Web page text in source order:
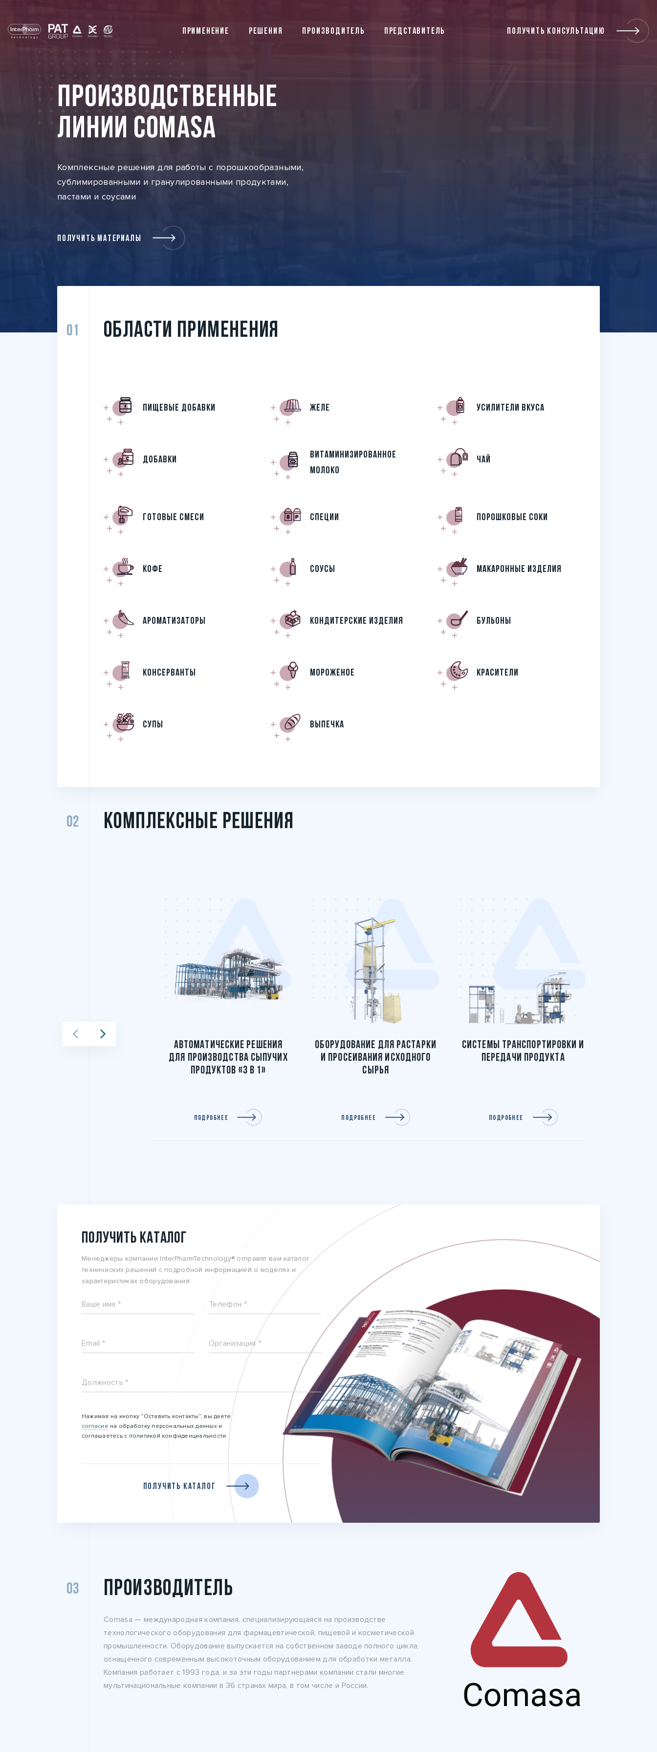
ПРИМЕНЕНИЕ РЕШЕНИЯ ПРОИЗВОДИТЕЛЬ ПРЕДСТАВИТЕЛЬ ПОЛУЧИТЬ КОНСУЛЬТАЦИЮ
ПРОИЗВОДСТВЕННЫЕ
ЛИНИИ COMASA
Комплексные решения для работы с порошкообразными,
сублимированными и гранулированными продуктами,
пастами и соусами
ПОЛУЧИТЬ МАТЕРИАЛЫ
01 ОБЛАСТИ ПРИМЕНЕНИЯ
Пищевые добавки Желе Усилители вкуса
Добавки
Витаминизированное
молоко
Чай
Готовые смеси Специи Порошковые соки
Кофе Соусы Макаронные изделия
Ароматизаторы Кондитерские изделия бульоны
Консерванты Мороженое Красители
Супы Выпечка
КОМПЛЕКСНЫЕ РЕШЕНИЯ
02
АВТОМАТИЧЕСКИЕ РЕШЕНИЯ
ДЛЯ ПРОИЗВОДСТВА СЫПУЧИХ
ПРОДУКТОВ «3 В 1»
ПОДРОБНЕЕ
ОБОРУДОВАНИЕ ДЛЯ РАСТАРКИ
И ПРОСЕИВАНИЯ ИСХОДНОГО
СЫРЬЯ
ПОДРОБНЕЕ
СИСТЕМЫ ТРАНСПОРТИРОВКИ И
ПЕРЕДАЧИ ПРОДУКТА
ПОДРОБНЕЕ
ПОЛУЧИТЬ КАТАЛОГ
Менеджеры компании InterPharmTechnology® отправят вам каталог
технических решений с подробной информацией о моделях и
характеристиках оборудования.
Ваше имя * Телефон *
Email * Организация *
Должность *
Нажимая на кнопку “Оставить контакты”, вы даете
согласие на обработку персональных данных и
соглашаетесь с политикой конфиденциальности.
ПРОИЗВОДИТЕЛЬ
03
Comasa — международная компания, специализирующаяся на производстве
технологического оборудования для фармацевтической, пищевой и косметической
промышленности. Оборудование выпускается на собственном заводе полного цикла,
оснащенного современным высокоточным оборудованием для обработки металла.
Компания работает с 1993 года, и за эти годы партнерами компании стали многие
мультинациональные компании в 36 странах мира, в том числе и России.